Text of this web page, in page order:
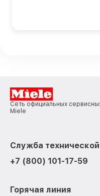
Сеть официальных
Miele
Служба
+7 (800) 101-17-59
Горячая линия